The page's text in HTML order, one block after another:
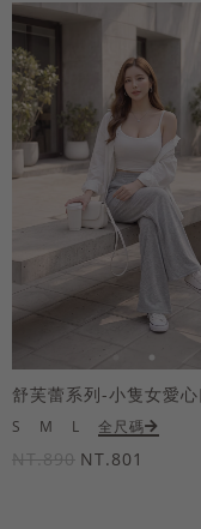
S M L 全尺碼
NT.890 NT.801